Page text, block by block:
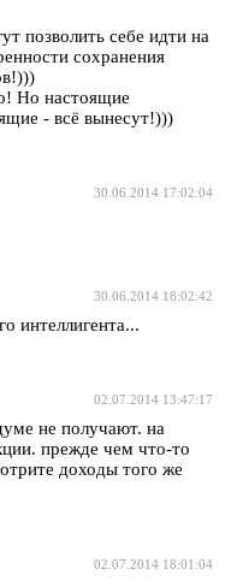
позволить себе идти на
сохранения
Но настоящие
- всё вынесут!)))
30.06.2014 17:02:04
30.06.2014 18:02:42
интеллигента...
02.07.2014 13:47:17
не получают. на
прежде чем что-то
доходы того же
02.07.2014 18:01:04